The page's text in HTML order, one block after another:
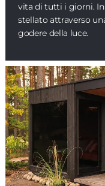
vita di tutti i giorni.
stellato attraverso
godere della luce.